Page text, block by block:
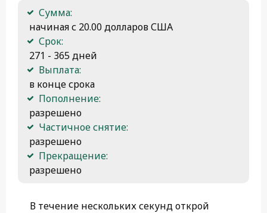
Сумма:
начиная с 20.00 долларов США
Срок:
271 - 365 дней
Выплата:
в конце срока
Пополнение:
разрешено
Частичное снятие:
разрешено
Прекращение:
разрешено
В течение нескольких секунд открой